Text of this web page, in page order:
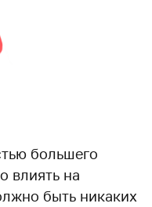
большего
влиять на
быть никаких